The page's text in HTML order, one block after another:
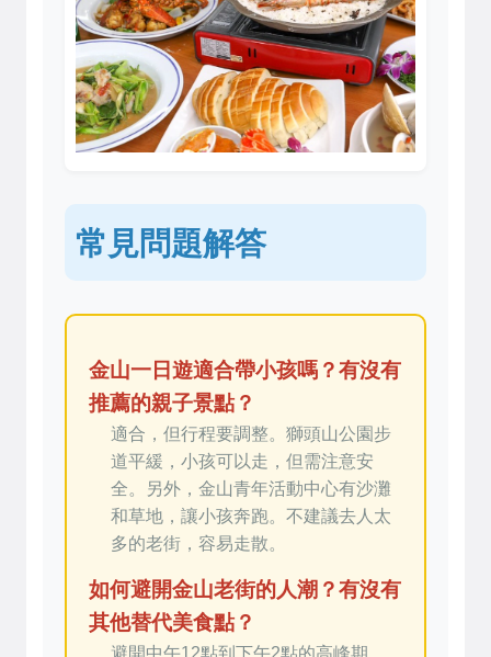
常見問題解答
金山一日遊適合帶小孩嗎？有沒有
推薦的親子景點？
適合，但行程要調整。獅頭山公園步
道平緩，小孩可以走，但需注意安
全。另外，金山青年活動中心有沙灘
和草地，讓小孩奔跑。不建議去人太
多的老街，容易走散。
如何避開金山老街的人潮？有沒有
其他替代美食點？